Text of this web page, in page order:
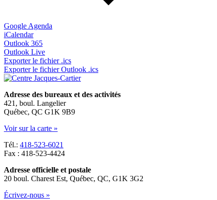
Google Agenda
iCalendar
Outlook 365
Outlook Live
Exporter le fichier .ics
Exporter le fichier Outlook .ics
Adresse des bureaux et des activités
421, boul. Langelier
Québec, QC G1K 9B9
Voir sur la carte »
Tél.: 418-523-6021
Fax : 418-523-4424
Adresse officielle et postale
20 boul. Charest Est, Québec, QC, G1K 3G2
Écrivez-nous »